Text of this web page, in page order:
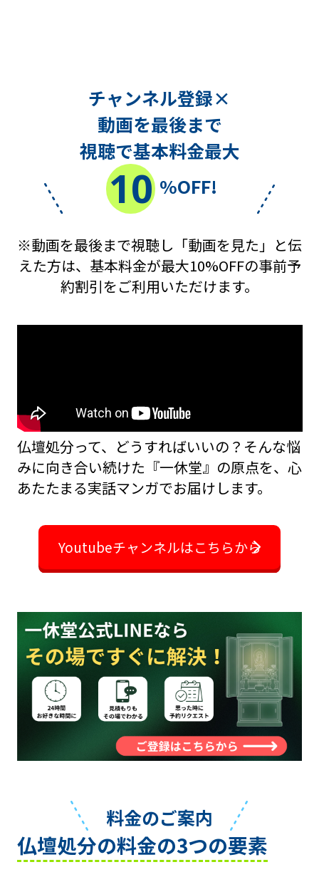
チャンネル登録×
動画を最後まで
視聴で基本料金最大
10 %OFF!
※動画を最後まで視聴し「動画を見た」と伝
えた方は、基本料金が最大10%OFFの事前予
約割引をご利用いただけます。
仏壇処分って、どうすればいいの？――そんな悩
みに向き合い続けた『一休堂』の原点を、 心
あたたまる実話マンガでお届けします。
Youtubeチャンネルはこちらから
料金のご案内
仏壇処分の料金の3つの要素